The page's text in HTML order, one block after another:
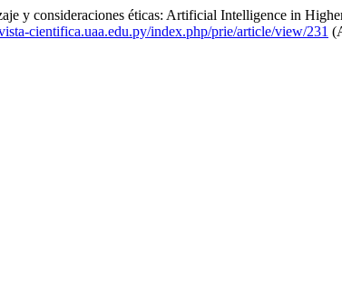
y consideraciones éticas: Artificial Intelligence in
cientifica.uaa.edu.py/index.php/prie/article/view/231